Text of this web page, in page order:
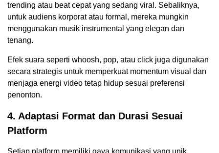
trending atau beat cepat yang sedang viral. Sebaliknya,
untuk audiens korporat atau formal, mereka mungkin
menggunakan musik instrumental yang elegan dan
tenang.
Efek suara seperti whoosh, pop, atau click juga digunakan
secara strategis untuk memperkuat momentum visual dan
menjaga energi video tetap hidup sesuai preferensi
penonton.
4. Adaptasi Format dan Durasi Sesuai
Platform